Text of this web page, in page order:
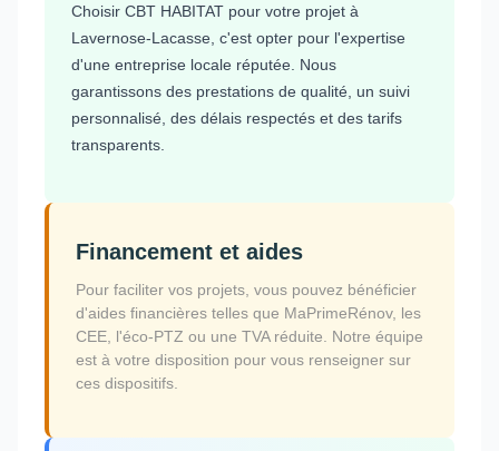
Choisir CBT HABITAT pour votre projet à
Lavernose-Lacasse, c'est opter pour l'expertise
d'une entreprise locale réputée. Nous
garantissons des prestations de qualité, un suivi
personnalisé, des délais respectés et des tarifs
transparents.
Financement et aides
Pour faciliter vos projets, vous pouvez bénéficier
d'aides financières telles que MaPrimeRénov, les
CEE, l'éco-PTZ ou une TVA réduite. Notre équipe
est à votre disposition pour vous renseigner sur
ces dispositifs.